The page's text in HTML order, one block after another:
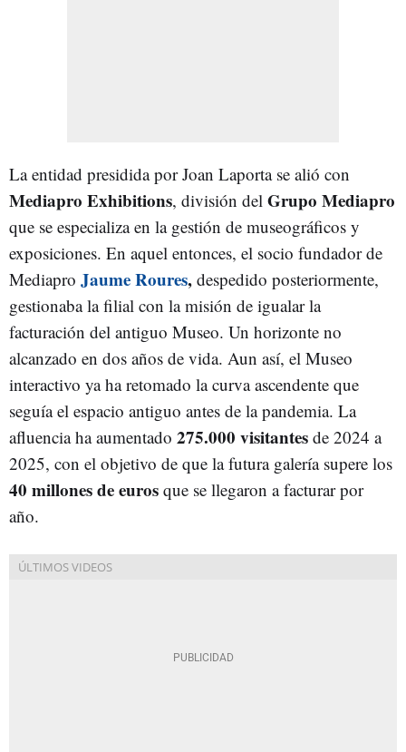
La entidad presidida por Joan Laporta se alió con
Mediapro Exhibitions, división del Grupo Mediapro
que se especializa en la gestión de museográficos y
exposiciones. En aquel entonces, el socio fundador de
Mediapro Jaume Roures, despedido posteriormente,
gestionaba la filial con la misión de igualar la
facturación del antiguo Museo. Un horizonte no
alcanzado en dos años de vida. Aun así, el Museo
interactivo ya ha retomado la curva ascendente que
seguía el espacio antiguo antes de la pandemia. La
afluencia ha aumentado 275.000 visitantes de 2024 a
2025, con el objetivo de que la futura galería supere los
40 millones de euros que se llegaron a facturar por
año.